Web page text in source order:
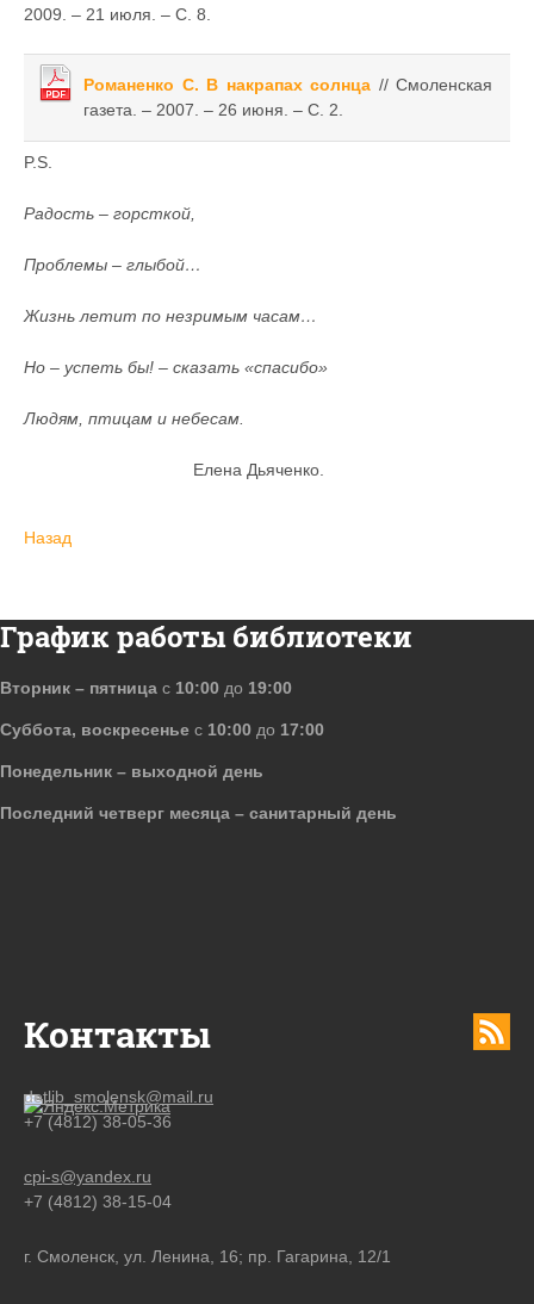
2009. – 21 июля. – С. 8.
Романенко С. В накрапах солнца // Смоленская
газета. – 2007. – 26 июня. – С. 2.
P.S.
Радость – горсткой,
Проблемы – глыбой…
Жизнь летит по незримым часам…
Но – успеть бы! – сказать «спасибо»
Людям, птицам и небесам.
Елена Дьяченко.
Назад
Контакты
detlib_smolensk@mail.ru
+7 (4812) 38-05-36
cpi-s@yandex.ru
+7 (4812) 38-15-04
г. Смоленск, ул. Ленина, 16; пр. Гагарина, 12/1
График работы библиотеки
Вторник – пятница с 10:00 до 19:00
Суббота, воскресенье с 10:00 до 17:00
Понедельник – выходной день
Последний четверг месяца – санитарный день